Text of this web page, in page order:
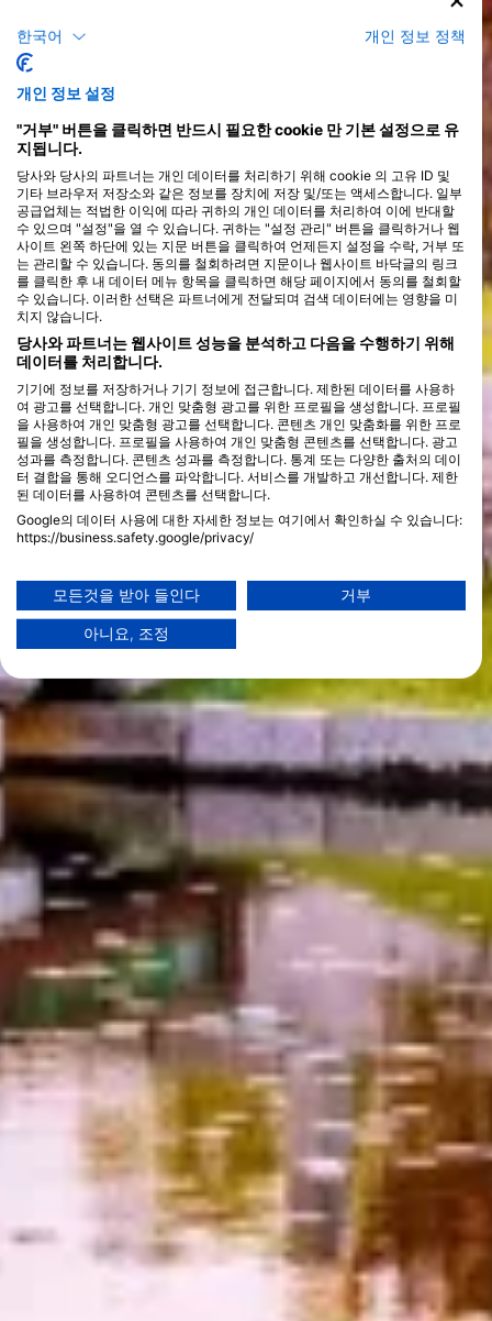
한국어 개인 정보 정책
개인 정보 설정
"거부" 버튼을 클릭하면 반드시 필요한 cookie 만 기본 설정으로 유
지됩니다.
당사와 당사의 파트너는 개인 데이터를 처리하기 위해 cookie 의 고유 ID 및
기타 브라우저 저장소와 같은 정보를 장치에 저장 및/또는 액세스합니다. 일부
공급업체는 적법한 이익에 따라 귀하의 개인 데이터를 처리하여 이에 반대할
수 있으며 "설정"을 열 수 있습니다. 귀하는 "설정 관리" 버튼을 클릭하거나 웹
사이트 왼쪽 하단에 있는 지문 버튼을 클릭하여 언제든지 설정을 수락, 거부 또
는 관리할 수 있습니다. 동의를 철회하려면 지문이나 웹사이트 바닥글의 링크
를 클릭한 후 내 데이터 메뉴 항목을 클릭하면 해당 페이지에서 동의를 철회할
수 있습니다. 이러한 선택은 파트너에게 전달되며 검색 데이터에는 영향을 미
치지 않습니다.
당사와 파트너는 웹사이트 성능을 분석하고 다음을 수행하기 위해
데이터를 처리합니다.
기기에 정보를 저장하거나 기기 정보에 접근합니다. 제한된 데이터를 사용하
여 광고를 선택합니다. 개인 맞춤형 광고를 위한 프로필을 생성합니다. 프로필
을 사용하여 개인 맞춤형 광고를 선택합니다. 콘텐츠 개인 맞춤화를 위한 프로
필을 생성합니다. 프로필을 사용하여 개인 맞춤형 콘텐츠를 선택합니다. 광고
성과를 측정합니다. 콘텐츠 성과를 측정합니다. 통계 또는 다양한 출처의 데이
터 결합을 통해 오디언스를 파악합니다. 서비스를 개발하고 개선합니다. 제한
된 데이터를 사용하여 콘텐츠를 선택합니다.
Google의 데이터 사용에 대한 자세한 정보는 여기에서 확인하실 수 있습니다:
https://business.safety.google/privacy/
귀하의 동의와 cookie 정책은 이 웹사이트/앱에만 적용됩니다.
파트너 목록 보기 (1 IAB 벤더)
당사는 귀하의 데이터를 다음 목적으로 사용합니다:
Store and/or access information on a device
Use limited data to select advertising
Create profiles for personalised advertising
Use profiles to select personalised
advertising
Create profiles to personalise content
Use profiles to select personalised content
Measure advertising performance
Measure content performance
Understand audiences through statistics or
combinations of data from different sources
Develop and improve services
Use limited data to select content
Use precise geolocation data
Identify devices based on information
모든것을 받아 들인다 거부
아니요, 조정